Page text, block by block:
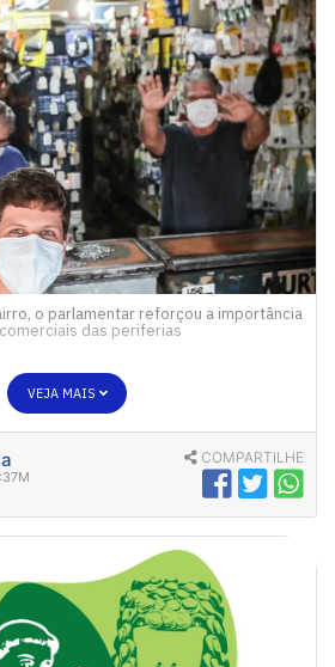
o parlamentar reforçou a importância
das periferias
VEJA MAIS
COMPARTILHE